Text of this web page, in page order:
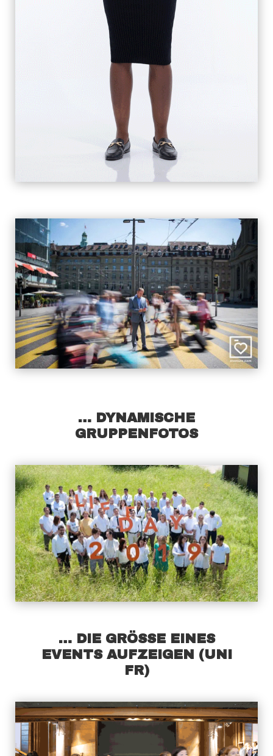
… DYNAMISCHE
GRUPPENFOTOS
… DIE GRÖSSE EINES
EVENTS AUFZEIGEN (UNI
FR)